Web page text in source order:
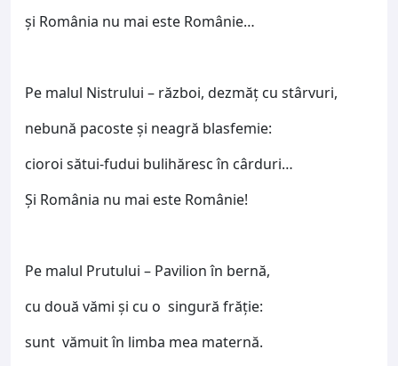
şi România nu mai este Românie…
Pe malul Nistrului – război, dezmăț cu stârvuri,
nebună pacoste şi neagră blasfemie:
cioroi sătui-fudui bulihăresc în cârduri…
Şi România nu mai este Românie!
Pe malul Prutului – Pavilion în bernă,
cu două vămi şi cu o singură frăție:
sunt vămuit în limba mea maternă.